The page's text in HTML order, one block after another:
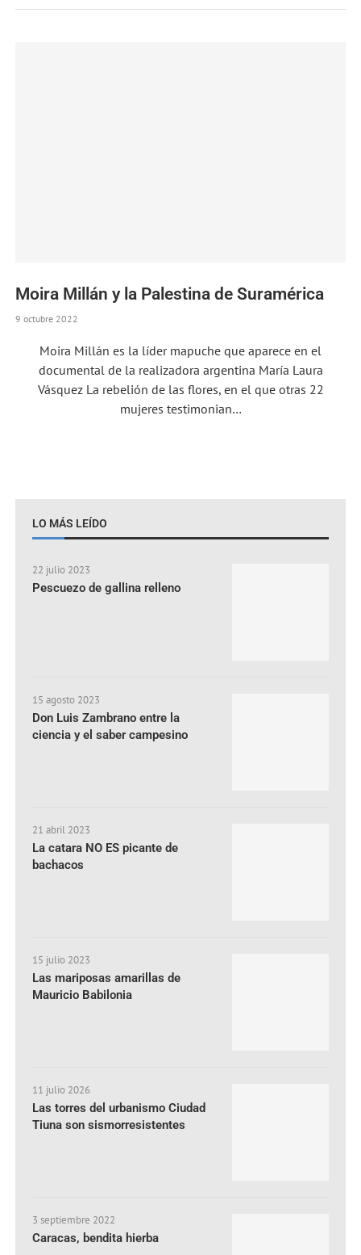
Moira Millán y la Palestina de Suramérica
9 octubre 2022
Moira Millán es la líder mapuche que aparece en el
documental de la realizadora argentina María Laura
Vásquez La rebelión de las flores, en el que otras 22
mujeres testimonian…
LO MÁS LEÍDO
22 julio 2023
Pescuezo de gallina relleno
15 agosto 2023
Don Luis Zambrano entre la
ciencia y el saber campesino
21 abril 2023
La catara NO ES picante de
bachacos
15 julio 2023
Las mariposas amarillas de
Mauricio Babilonia
11 julio 2026
Las torres del urbanismo Ciudad
Tiuna son sismorresistentes
3 septiembre 2022
Caracas, bendita hierba